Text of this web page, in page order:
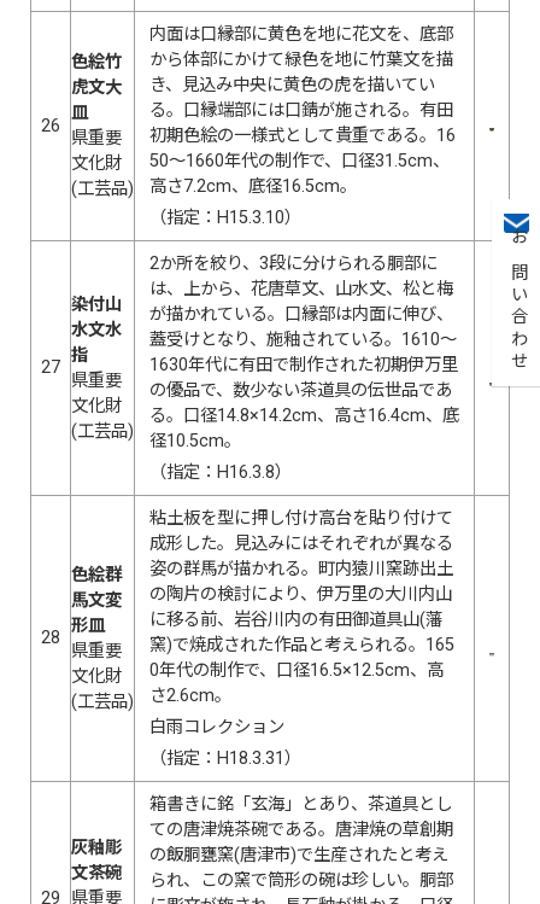
お問い合わせ
26
色絵竹
虎文大
皿
県重要
文化財
(工芸品)
内面は口縁部に黄色を地に花文を、底部
から体部にかけて緑色を地に竹葉文を描
き、見込み中央に黄色の虎を描いてい
る。口縁端部には口錆が施される。有田
初期色絵の一様式として貴重である。16
50〜1660年代の制作で、口径31.5cm、
高さ7.2cm、底径16.5cm。
（指定：H15.3.10）
27
染付山
水文水
指
県重要
文化財
(工芸品)
2か所を絞り、3段に分けられる胴部に
は、上から、花唐草文、山水文、松と梅
が描かれている。口縁部は内面に伸び、
蓋受けとなり、施釉されている。1610〜
1630年代に有田で制作された初期伊万里
の優品で、数少ない茶道具の伝世品であ
る。口径14.8×14.2cm、高さ16.4cm、底
径10.5cm。
（指定：H16.3.8）
28
色絵群
馬文変
形皿
県重要
文化財
(工芸品)
粘土板を型に押し付け高台を貼り付けて
成形した。見込みにはそれぞれが異なる
姿の群馬が描かれる。町内猿川窯跡出土
の陶片の検討により、伊万里の大川内山
に移る前、岩谷川内の有田御道具山(藩
窯)で焼成された作品と考えられる。165
0年代の制作で、口径16.5×12.5cm、高
さ2.6cm。
白雨コレクション
（指定：H18.3.31）
29
灰釉彫
文茶碗
県重要
箱書きに銘「玄海」とあり、茶道具とし
ての唐津焼茶碗である。唐津焼の草創期
の飯胴甕窯(唐津市)で生産されたと考え
られ、この窯で筒形の碗は珍しい。胴部